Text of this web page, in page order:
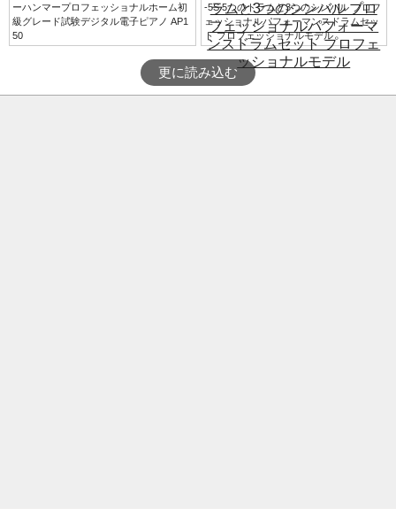
ーハンマープロフェッショナルホーム初
級グレード試験デジタル電子ピアノ AP1
50
-5S 5つのドラムと3つのシンバル プロフ
ェッショナルパフォーマンスドラムセッ
ト プロフェッショナルモデル
更に読み込む